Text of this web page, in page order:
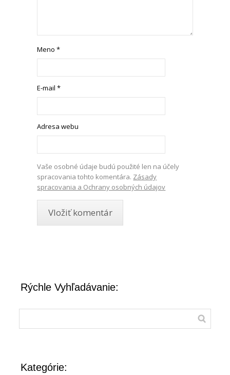
Meno*
E-mail*
Adresa webu
Vaše osobné údaje budú použité len na účely
spracovania tohto komentára. Zásady
spracovania a Ochrany osobných údajov
Rýchle Vyhľadávanie:
Kategórie: